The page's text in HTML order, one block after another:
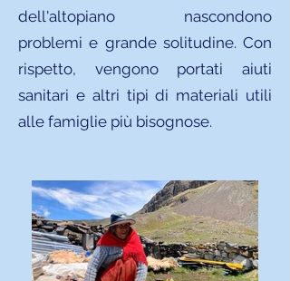
dell'altopiano nascondono
problemi e grande solitudine. Con
rispetto, vengono portati aiuti
sanitari e altri tipi di materiali utili
alle famiglie più bisognose.